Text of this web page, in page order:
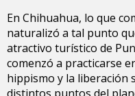
En Chihuahua, lo que
naturalizó a tal punto
atractivo turístico de
comenzó a practicarse
hippismo y la liberación